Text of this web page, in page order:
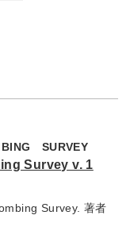
SURVEY
Survey v. 1
Survey. 著者